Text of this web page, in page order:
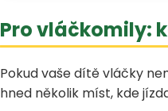
Pro vláčkomily:
Pokud vaše dítě vláčky
hned několik míst, kde